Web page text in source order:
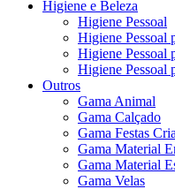
Higiene e Beleza
Higiene Pessoal
Higiene Pessoal
Higiene Pessoal
Higiene Pessoal
Outros
Gama Animal
Gama Calçado
Gama Festas
Gama Material
Gama Material
Gama Velas